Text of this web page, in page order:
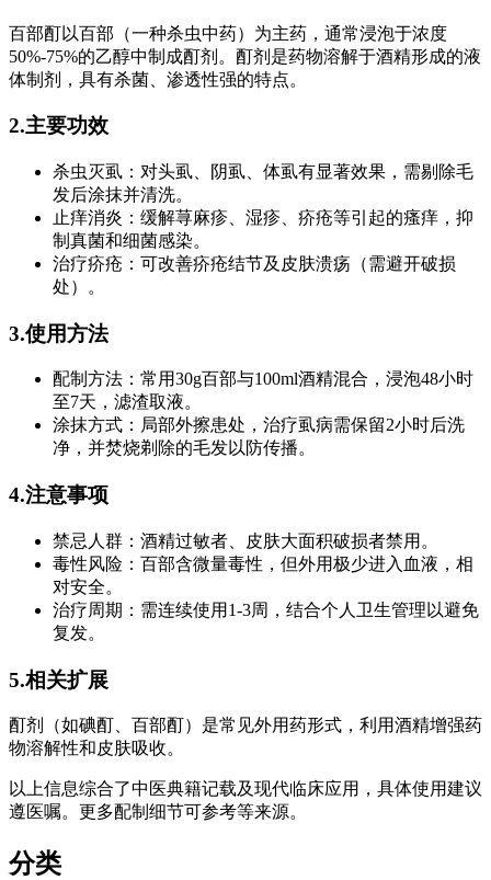
百部酊以百部（一种杀虫中药）为主药，通常浸泡于浓度
50%-75%的乙醇中制成酊剂。酊剂是药物溶解于酒精形成的液
体制剂，具有杀菌、渗透性强的特点。
2.主要功效
杀虫灭虱：对头虱、阴虱、体虱有显著效果，需剔除毛
发后涂抹并清洗。
止痒消炎：缓解荨麻疹、湿疹、疥疮等引起的瘙痒，抑
制真菌和细菌感染。
治疗疥疮：可改善疥疮结节及皮肤溃疡（需避开破损
处）。
3.使用方法
配制方法：常用30g百部与100ml酒精混合，浸泡48小时
至7天，滤渣取液。
涂抹方式：局部外擦患处，治疗虱病需保留2小时后洗
净，并焚烧剃除的毛发以防传播。
4.注意事项
禁忌人群：酒精过敏者、皮肤大面积破损者禁用。
毒性风险：百部含微量毒性，但外用极少进入血液，相
对安全。
治疗周期：需连续使用1-3周，结合个人卫生管理以避免
复发。
5.相关扩展
酊剂（如碘酊、百部酊）是常见外用药形式，利用酒精增强药
物溶解性和皮肤吸收。
以上信息综合了中医典籍记载及现代临床应用，具体使用建议
遵医嘱。更多配制细节可参考等来源。
分类